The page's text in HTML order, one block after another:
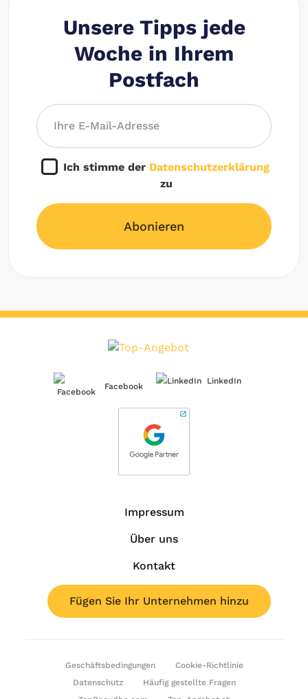
Unsere Tipps jede
Woche in Ihrem
Postfach
Ich stimme der Datenschutzerklärung
zu
Abonieren
Facebook
LinkedIn
Impressum
Über uns
Kontakt
Fügen Sie Ihr Unternehmen hinzu
Geschäftsbedingungen
Cookie-Richtlinie
Datenschutz
Häufig gestellte Fragen